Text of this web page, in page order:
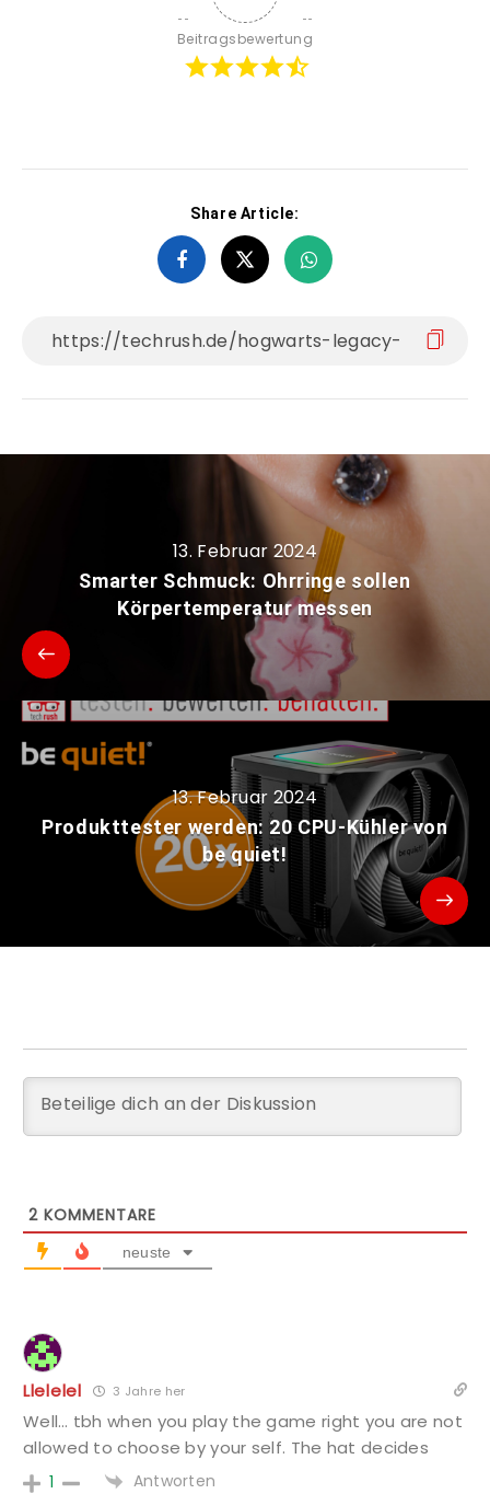
Beitragsbewertung
Share Article:
13. Februar 2024
Smarter Schmuck: Ohrringe sollen
Körpertemperatur messen
13. Februar 2024
Produkttester werden: 20 CPU-Kühler von
be quiet!
2 KOMMENTARE
neuste
Llelelel 3 Jahre her
Well… tbh when you play the game right you are not
allowed to choose by your self. The hat decides
1 Antworten